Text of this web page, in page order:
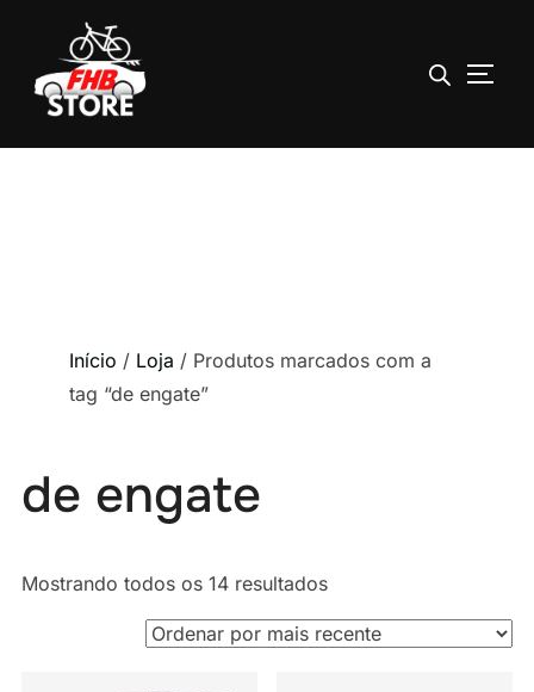
Início / Loja / Produtos marcados com a
tag “de engate”
de engate
Mostrando todos os 14 resultadosClassificado
por
mais